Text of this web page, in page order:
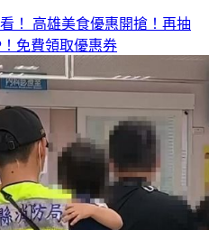
！ 高雄美食優惠開搶！再抽
免費領取優惠券